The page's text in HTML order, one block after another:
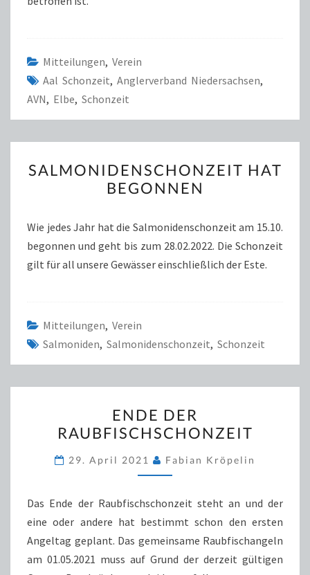
Mitteilungen, Verein
Aal Schonzeit, Anglerverband Niedersachsen,
AVN, Elbe, Schonzeit
HAT
BEGONNEN
SALMONIDENSCHONZEIT HAT
BEGONNEN
Wie jedes Jahr hat die Salmonidenschonzeit am 15.10.
begonnen und geht bis zum 28.02.2022. Die Schonzeit
gilt für all unsere Gewässer einschließlich der Este.
Mitteilungen, Verein
Salmoniden, Salmonidenschonzeit, Schonzeit
DER
RAUBFISCHSCHONZEIT
ENDE DER
RAUBFISCHSCHONZEIT
29. April 2021 Fabian Kröpelin
Das Ende der Raubfischschonzeit steht an und der
eine oder andere hat bestimmt schon den ersten
Angeltag geplant. Das gemeinsame Raubfischangeln
am 01.05.2021 muss auf Grund der derzeit gültigen